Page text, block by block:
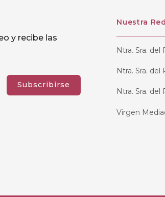
y recibe las
Subscribirse
Nuestra
Ntra. Sra.
Ntra. Sra. del
Ntra. Sra. del
Virgen
Dulce